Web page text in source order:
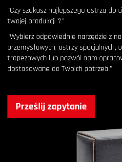
"Czy szukasz najlepszego ostrza do
twojej produkcji ?"
"Wybierz odpowiednie narzędzie z
przemysłowych, ostrzy specjalnych,
trapezowych lub pozwól nam
dostosowane do Twoich potrzeb."
Prześlij zapytanie